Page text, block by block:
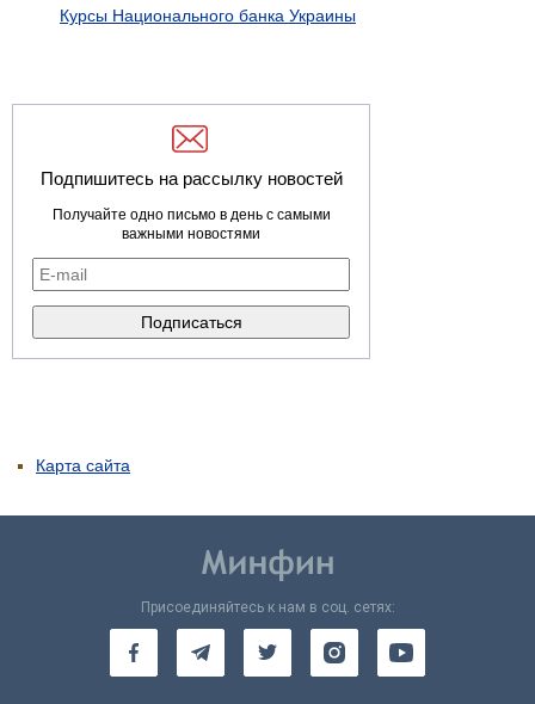
Курсы Национального банка Украины
Подпишитесь на рассылку новостей
Получайте одно письмо в день с самыми
важными новостями
Карта сайта
Присоединяйтесь к нам в соц. сетях: